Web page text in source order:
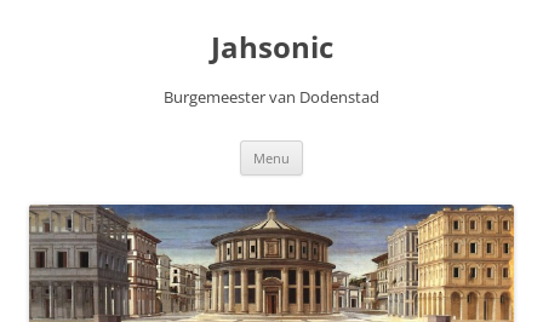
Jahsonic
Burgemeester van Dodenstad
Menu